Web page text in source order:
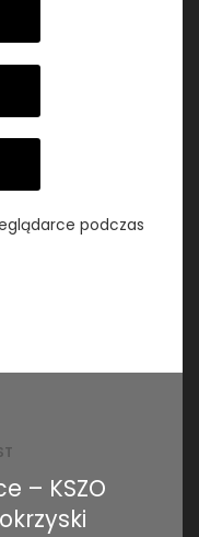
podczas
– KSZO